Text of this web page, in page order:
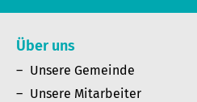
Über uns
Unsere Gemeinde
Unsere Mitarbeiter